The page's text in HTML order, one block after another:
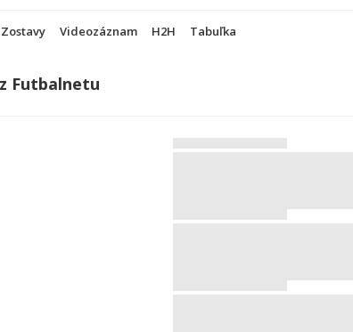
Zostavy Videozáznam H2H Tabuľka
Futbalnetu